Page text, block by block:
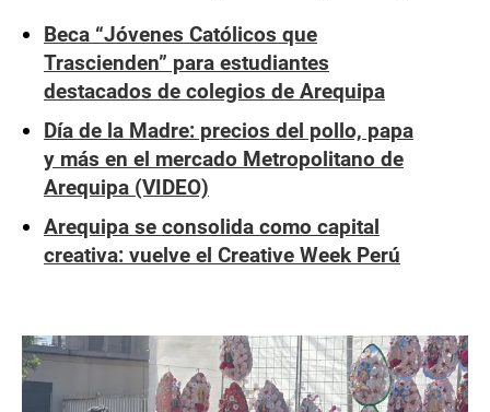
Beca “Jóvenes Católicos que
Trascienden” para estudiantes
destacados de colegios de Arequipa
Día de la Madre: precios del pollo, papa
y más en el mercado Metropolitano de
Arequipa (VIDEO)
Arequipa se consolida como capital
creativa: vuelve el Creative Week Perú